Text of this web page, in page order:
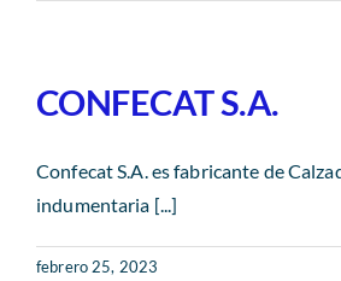
CONFECAT S.A.
Confecat S.A. es fabricante de
indumentaria [...]
febrero 25, 2023